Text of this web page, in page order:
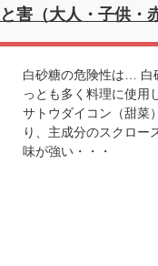
害（大人・子供・
白砂糖の危険性は… 白
っとも多く料理に使用
サトウダイコン（甜菜
り、主成分のスクロー
味が強い・・・